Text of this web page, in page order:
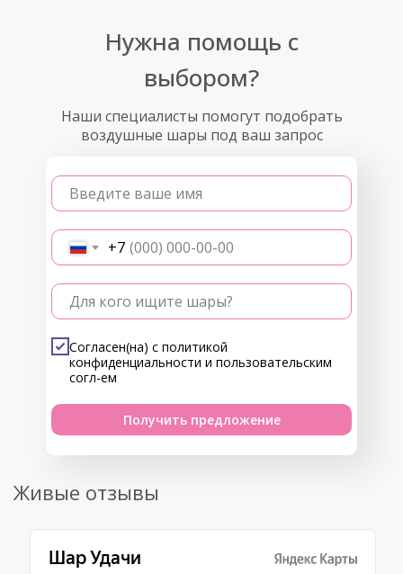
Наши специалисты помогут подобрать
воздушные шары под ваш запрос
Введите ваше имя
+7
Для кого ищите шары?
Согласен(на) с политикой
конфиденциальности и пользовательским
согл-ем
Получить предложение
Нужна помощь с
выбором?
Живые отзывы